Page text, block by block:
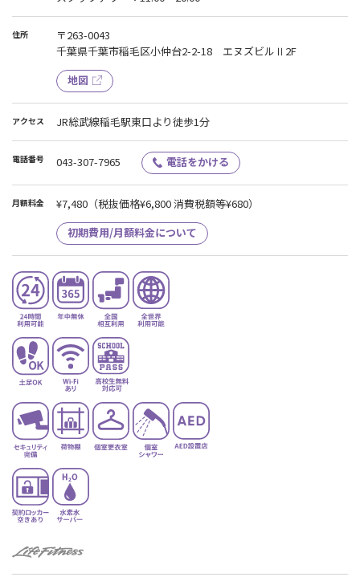
住所
〒263-0043
千葉県千葉市稲毛区小仲台2-2-18 エヌズビルⅡ2F
地図
アクセス JR総武線稲毛駅東口より徒歩1分
電話番号 043-307-7965 電話をかける
月額料金 ¥7,480 （税抜価格¥6,800 消費税額等¥680）
初期費用/月額料金について